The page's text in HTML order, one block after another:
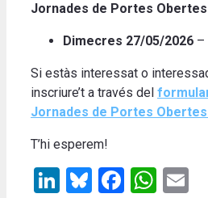
Jornades de Portes
Dimecres 27/05/2026 –
Si estàs interessat o
inscriure’t a través del
Jornades de Portes Obertes
T’hi esperem!
LinkedIn
Bluesky